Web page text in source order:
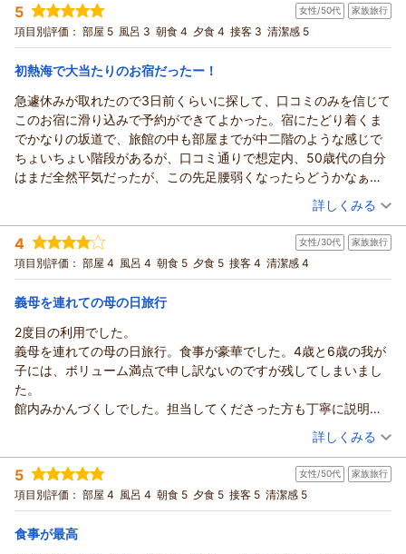
宿泊プラン： 【豪華舟盛＋金目鯛姿煮付】お魚好きのために2つの大人気メ
ニューのメインを一度に堪能♪【部屋食】
和室 朝・夕
夕/部屋出し
宿泊価格帯： 20,001～21,000円(大人一人あたり/税込)
5 女性/50代 家族旅行
項目別評価： 部屋 5 風呂 3 朝食 4 夕食 4 接客 3 清潔感 5
初熱海で大当たりのお宿だったー！
急遽休みが取れたので3日前くらいに探して、口コミのみを信じて
このお宿に滑り込みで予約ができてよかった。宿にたどり着くま
でかなりの坂道で、旅館の中も部屋までが中二階のような感じで
ちょいちょい階段があるが、口コミ通りで想定内、50歳代の自分
はまだ全然平気だったが、この先足腰弱くなったらどうかなぁて
感じです。館内もお部屋も綺麗に清掃されており、気持ち良く過
ごせました。朝夕食部屋食でゆっくりできて、質も量も満足で
す。お風呂も少し小さめだけど、湯の質は最高で、何もかもがち
ょうど良く、日々の疲れを癒やすことができて大満足のお宿でし
た。また熱海に行く事があれば、是非泊まりたいです。
（投稿日：2026/05/11）
宿泊時期： 2026年05月宿泊 (家族旅行)
投稿者： yukkarinnさん
宿泊プラン： 【じゃらん限定タイムセール】早い者勝ち！このお値段でも夕
食金目鯛姿煮付き★【部屋食】【当館最安値】
和室 朝・夕
宿泊価格帯： 20,001～21,000円(大人一人あたり/税込)
熱海温泉 湯宿 みかんの木からの返信
yukkarinn様
この度は急なお休みのタイミングで当館を選んでいただきあり
がとうございます！！
「初熱海で大当たりのお宿だったー！」というタイトルを拝見
私は思わず画面の前で小さくガッツポーズしてしまいました
っ！！笑
館内には客室までに階段を利用するお部屋もございますが、事
前にご相談頂ければ調整も可能でございますので是非気兼ねな
くご相談くださいませ！！
詳しくみる
4 女性/30代 家族旅行
項目別評価： 部屋 4 風呂 4 朝食 5 夕食 5 接客 4 清潔感 4
義母を連れての母の日旅行
2度目の利用でした。
義母を連れての母の日旅行。食事が豪華でした。4歳と6歳の我が
子には、ボリューム満点で申し訳ないのですが残してしまいまし
た。
館内みかんづくしでした。担当してくださった方も丁寧に説明し
（投稿日：2026/05/09）
宿泊時期： 2026年04月宿泊 (家族旅行)
投稿者： さえさん
宿泊プラン： 【早期割60】【夕食・朝食安心のお部屋食】60日前までの早
期予約で最大7500円割引！！【スタンダード料理】
和室
朝・夕
朝/部屋出し
詳しくみる
5 女性/50代 家族旅行
項目別評価： 部屋 4 風呂 4 朝食 5 夕食 5 接客 5 清潔感 5
食事が最高